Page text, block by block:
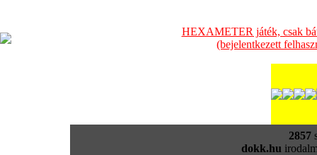
HEXAMETER játék, csak
(bejelentkezett
2857
dokk.hu